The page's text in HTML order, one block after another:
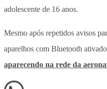
adolescente de 16 anos.
Mesmo após repetidos avisos
aparelhos com Bluetooth
aparecendo na rede da